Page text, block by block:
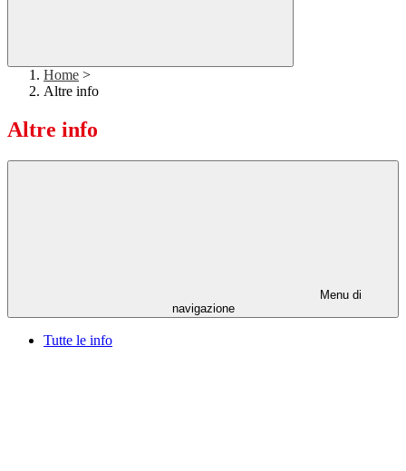
Home >
Altre info
Altre info
Menu di
navigazione
Tutte le info